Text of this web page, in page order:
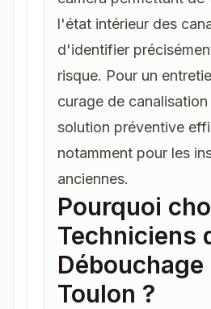
l'état intérieur des
d'identifier
risque. Pour un
curage de canalisation
solution préventive
notamment pour les
anciennes.
Pourquoi
Techniciens
Débouchage
Toulon ?